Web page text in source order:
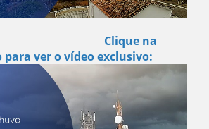
Clique na
ver o vídeo exclusivo: